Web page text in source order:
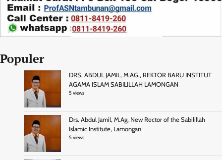
Populer
DRS. ABDUL JAMIL, M.AG., REKTOR BARU INSTITUT
AGAMA ISLAM SABILILLAH LAMONGAN
5 views
Drs. Abdul Jamil, M.Ag, New Rector of the Sabilillah
Islamic Institute, Lamongan
5 views